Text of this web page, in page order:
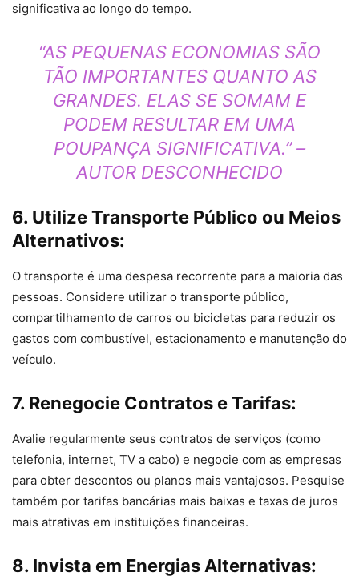
significativa ao longo do tempo.
“AS PEQUENAS ECONOMIAS SÃO
TÃO IMPORTANTES QUANTO AS
GRANDES. ELAS SE SOMAM E
PODEM RESULTAR EM UMA
POUPANÇA SIGNIFICATIVA.” –
AUTOR DESCONHECIDO
6. Utilize Transporte Público ou Meios
Alternativos:
O transporte é uma despesa recorrente para a maioria das
pessoas. Considere utilizar o transporte público,
compartilhamento de carros ou bicicletas para reduzir os
gastos com combustível, estacionamento e manutenção do
veículo.
7. Renegocie Contratos e Tarifas:
Avalie regularmente seus contratos de serviços (como
telefonia, internet, TV a cabo) e negocie com as empresas
para obter descontos ou planos mais vantajosos. Pesquise
também por tarifas bancárias mais baixas e taxas de juros
mais atrativas em instituições financeiras.
8. Invista em Energias Alternativas: